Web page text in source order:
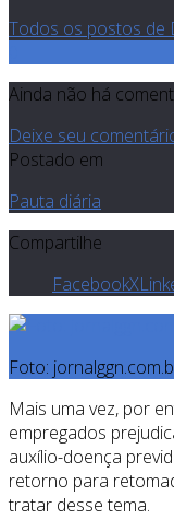
Todos os postos de
Ainda não há
Deixe seu
Postado em
Pauta diária
Compartilhe
FacebookX
Foto:
Mais uma vez, por
empregados
auxílio-doença
retorno para
tratar desse tema.